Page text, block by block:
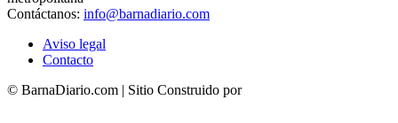
Contáctanos: info@barnadiario.com
Aviso legal
Contacto
© BarnaDiario.com | Sitio Construido por